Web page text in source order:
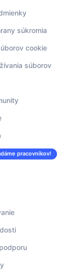
súkromia
cookie
súborov
pracovníkov!